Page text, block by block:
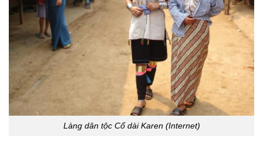
Làng dân tộc Cổ dài Karen (Internet)